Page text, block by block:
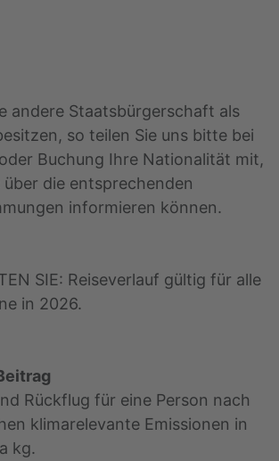
andere Staatsbürgerschaft als
so teilen Sie uns bitte bei
Buchung Ihre Nationalität mit,
über die entsprechenden
informieren können.
SIE: Reiseverlauf gültig für alle
in 2026.
Rückflug für eine Person nach
klimarelevante Emissionen in
kg.